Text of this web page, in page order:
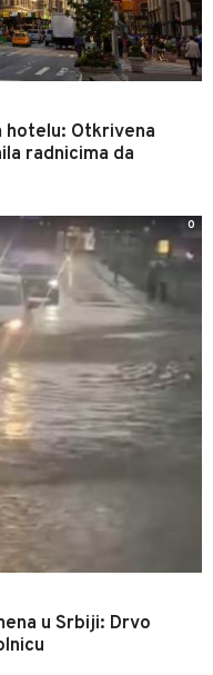
hotelu: Otkrivena
radnicima da
u Srbiji: Drvo
0